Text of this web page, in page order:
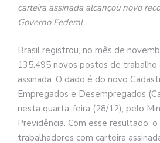
carteira assinada alcançou novo
Governo Federal
Brasil registrou, no mês de
135.495 novos postos de trabalho
assinada. O dado é do novo
Empregados e Desempregados
nesta quarta-feira (28/12), pelo
Previdência. Com esse resultado,
trabalhadores com carteira